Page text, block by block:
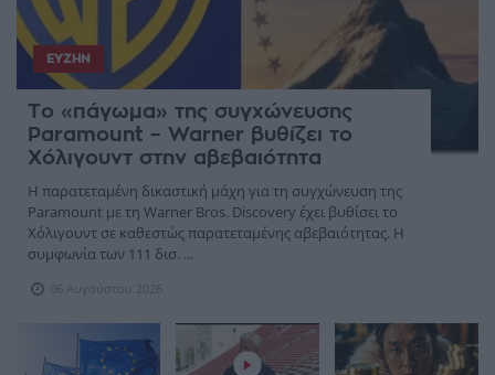
ΕΥΖΗΝ
Το «πάγωμα» της συγχώνευσης
Paramount – Warner βυθίζει το
Χόλιγουντ στην αβεβαιότητα
Η παρατεταμένη δικαστική μάχη για τη συγχώνευση της
Paramount με τη Warner Bros. Discovery έχει βυθίσει το
Χόλιγουντ σε καθεστώς παρατεταμένης αβεβαιότητας. Η
συμφωνία των 111 δισ. ...
06 Αυγούστου 2026